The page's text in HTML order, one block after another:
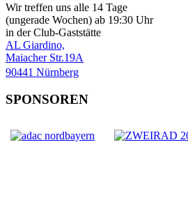
Wir treffen uns alle 14 Tage
(ungerade Wochen) ab 19:30 Uhr
in der Club-Gaststätte
AL Giardino,
Maiacher Str.19A
90441 Nürnberg
SPONSOREN